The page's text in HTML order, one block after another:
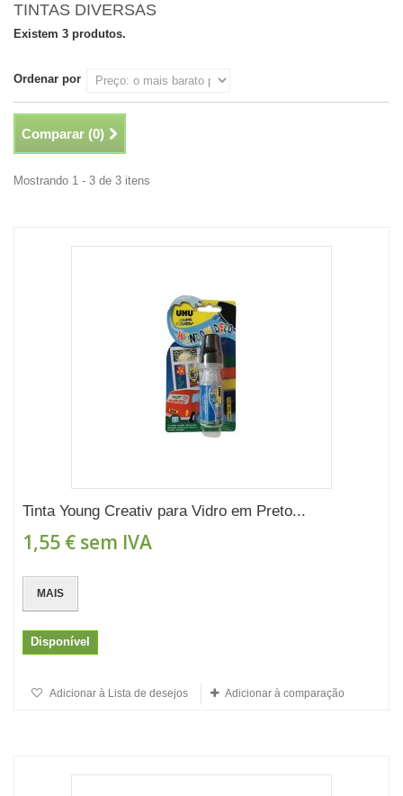
TINTAS DIVERSAS
Existem 3 produtos.
Ordenar por
Comparar (0)
Mostrando 1 - 3 de 3 itens
Tinta Young Creativ para Vidro em Preto...
1,55 € sem IVA
MAIS
Disponível
Adicionar à Lista de desejos Adicionar à comparação